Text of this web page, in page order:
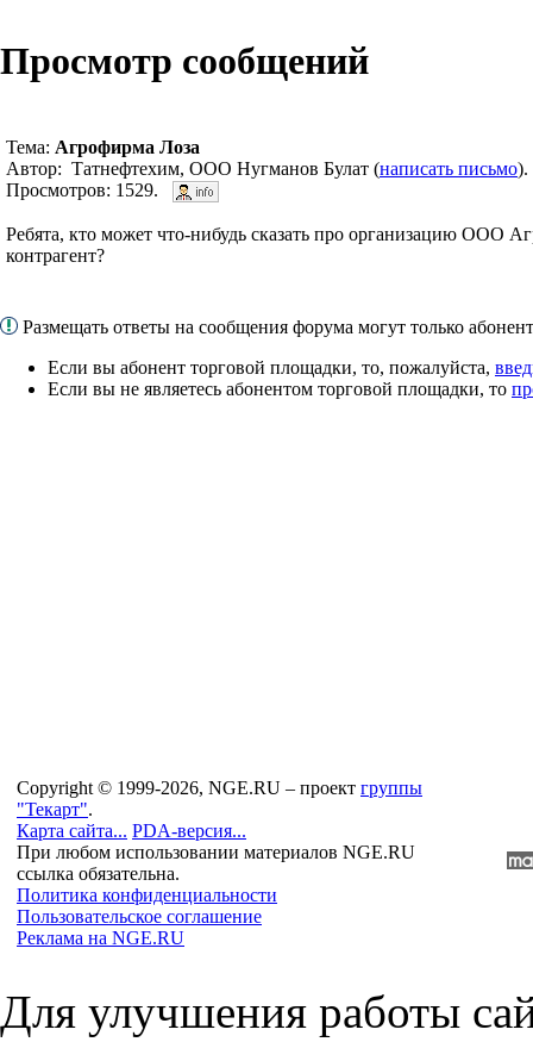
Просмотр сообщений
Тема: Агрофирма Лоза
Автор: Татнефтехим, ООО Нугманов Булат (написать письмо).
Просмотров: 1529.
Ребята, кто может что-нибудь сказать про организацию ООО
контрагент?
Размещать ответы на сообщения форума могут только
Если вы абонент торговой площадки, то, пожалуйста,
Если вы не являетесь абонентом торговой площадки, то
Copyright © 1999-2026, NGE.RU – проект группы
"Текарт".
Карта сайта... PDA-версия...
При любом использовании материалов NGE.RU
ссылка обязательна.
Политика конфиденциальности
Пользовательское соглашение
Реклама на NGE.RU
Для улучшения работы